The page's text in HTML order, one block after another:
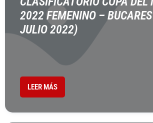
2022 FEMENINO –
JULIO 2022)
LEER MÁS